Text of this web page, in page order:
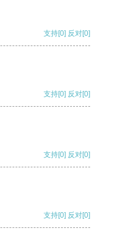
支持[0] 反对[0]
支持[0] 反对[0]
支持[0] 反对[0]
支持[0] 反对[0]